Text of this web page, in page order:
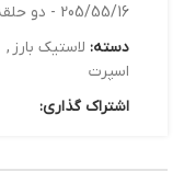
205/55/16 - دو حلقه
دسته: لاستیک بارز ,
اسپرت
اشتراک گذاری: